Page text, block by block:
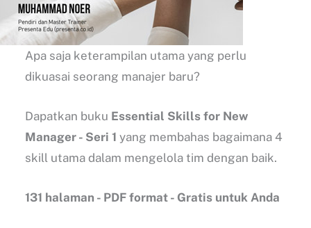
Apa saja keterampilan utama yang perlu
dikuasai seorang manajer baru?
Dapatkan buku Essential Skills for New
Manager - Seri 1 yang membahas bagaimana 4
skill utama dalam mengelola tim dengan baik.
131 halaman - PDF format - Gratis untuk Anda